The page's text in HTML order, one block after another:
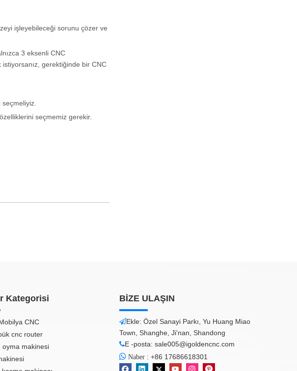
işleyebileceği sorunu çözer ve
3 eksenli CNC
gerektiğinde bir CNC
seçmemiz gerekir.
Kategorisi
CNC
cnc router
oyma makinesi
BİZE ULAŞIN
Ekle: Özel Sanayi Parkı, Yu Huang Miao
Town, Shanghe, Ji'nan, Shandong
E -posta: sale005@igoldencnc.com
 Naber : +86 17686618301